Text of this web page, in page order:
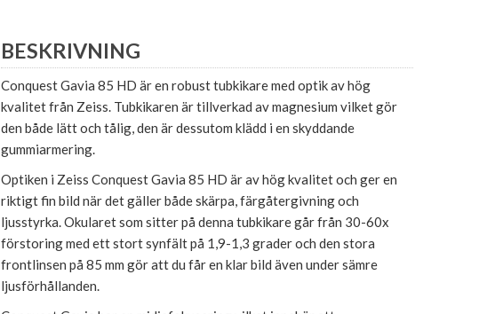
BESKRIVNING
Conquest Gavia 85 HD är en robust tubkikare med optik av hög
kvalitet från Zeiss. Tubkikaren är tillverkad av magnesium vilket gör
den både lätt och tålig, den är dessutom klädd i en skyddande
gummiarmering.
Optiken i Zeiss Conquest Gavia 85 HD är av hög kvalitet och ger en
riktigt fin bild när det gäller både skärpa, färgåtergivning och
ljusstyrka. Okularet som sitter på denna tubkikare går från 30-60x
förstoring med ett stort synfält på 1,9-1,3 grader och den stora
frontlinsen på 85 mm gör att du får en klar bild även under sämre
ljusförhållanden.